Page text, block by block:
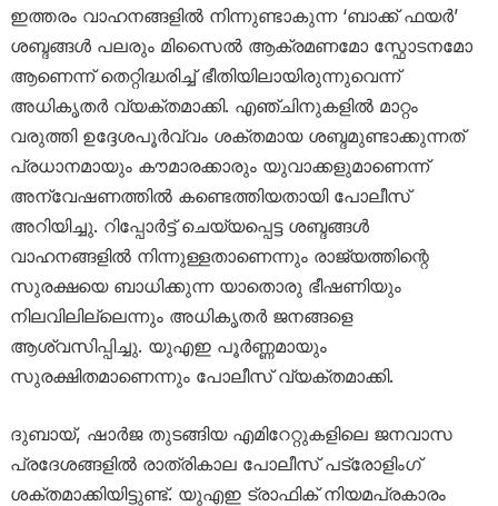
ഇത്തരം വാഹനങ്ങളിൽ നിന്നുണ്ടാകുന്ന ‘ബാക്ക് ഫയർ’
ശബ്ദങ്ങൾ പലരും മിസൈൽ ആക്രമണമോ സ്ഫോടനമോ
ആണെന്ന് തെറ്റിദ്ധരിച്ച് ഭീതിയിലായിരുന്നുവെന്ന്
അധികൃതർ വ്യക്തമാക്കി. എഞ്ചിനുകളിൽ മാറ്റം
വരുത്തി ഉദ്ദേശപൂർവ്വം ശക്തമായ ശബ്ദമുണ്ടാക്കുന്നത്
പ്രധാനമായും കൗമാരക്കാരും യുവാക്കളുമാണെന്ന്
അന്വേഷണത്തിൽ കണ്ടെത്തിയതായി പോലീസ്
അറിയിച്ചു. റിപ്പോർട്ട് ചെയ്യപ്പെട്ട ശബ്ദങ്ങൾ
വാഹനങ്ങളിൽ നിന്നുള്ളതാണെന്നും രാജ്യത്തിന്റെ
സുരക്ഷയെ ബാധിക്കുന്ന യാതൊരു ഭീഷണിയും
നിലവിലില്ലെന്നും അധികൃതർ ജനങ്ങളെ
ആശ്വസിപ്പിച്ചു. യുഎഇ പൂർണ്ണമായും
സുരക്ഷിതമാണെന്നും പോലീസ് വ്യക്തമാക്കി.
ദുബായ്, ഷാർജ തുടങ്ങിയ എമിറേറ്റുകളിലെ ജനവാസ
പ്രദേശങ്ങളിൽ രാത്രികാല പോലീസ് പട്രോളിംഗ്
ശക്തമാക്കിയിട്ടുണ്ട്. യുഎഇ ട്രാഫിക് നിയമപ്രകാരം